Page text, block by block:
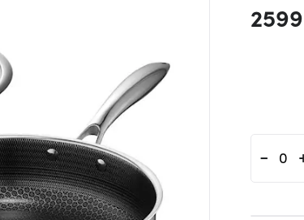
-